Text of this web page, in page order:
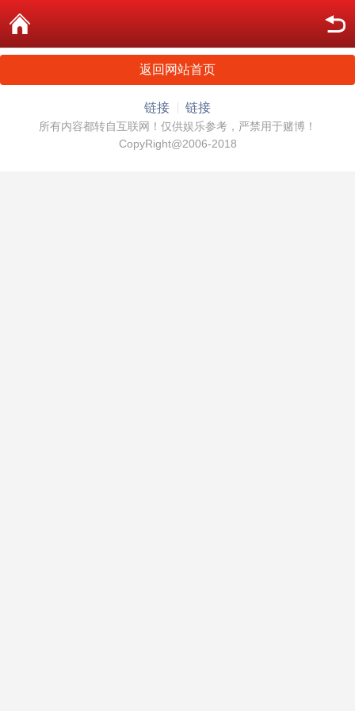
返回网站首页
链接 链接
所有内容都转自互联网！仅供娱乐参考，严禁用于赌博！
CopyRight@2006-2018